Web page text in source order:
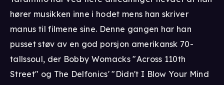
hører musikken inne i hodet mens han skriver
manus til filmene sine. Denne gangen har han
pusset støv av en god porsjon amerikansk 70-
tallssoul, der Bobby Womacks "Across 110th
Street" og The Delfonics' "Didn't I Blow Your Mind